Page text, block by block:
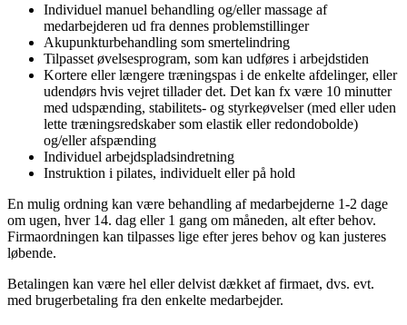
Individuel manuel behandling og/eller massage af
medarbejderen ud fra dennes problemstillinger
Akupunkturbehandling som smertelindring
Tilpasset øvelsesprogram, som kan udføres i arbejdstiden
Kortere eller længere træningspas i de enkelte afdelinger, eller
udendørs hvis vejret tillader det. Det kan fx være 10 minutter
med udspænding, stabilitets- og styrke­øvelser (med eller uden
lette træningsredskaber som elastik eller redondobolde)
og/eller afspænding
Individuel arbejdspladsindretning
Instruktion i pilates, individuelt eller på hold
En mulig ordning kan være behandling af medarbejderne 1-2 dage
om ugen, hver 14. dag eller 1 gang om måneden, alt efter behov.
Firmaordningen kan tilpasses lige efter jeres behov og kan justeres
lø­bende.
Betalingen kan være hel eller delvist dækket af firmaet, dvs. evt.
med brugerbetaling fra den enkelte medarbejder.